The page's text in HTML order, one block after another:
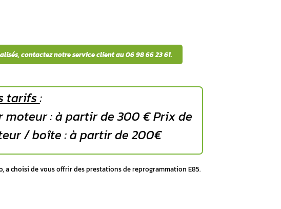
:impossible d’établir la liaison avec l’ECU via l’interface de diagnostic
moteur allumé de façon permanente ou clignotante
vous accompagne dans le diagnostic et la réparation de votre
solutions de réparation
options adaptées à votre situation et votre budget, de la simple
selon le type de panne
d’injection :